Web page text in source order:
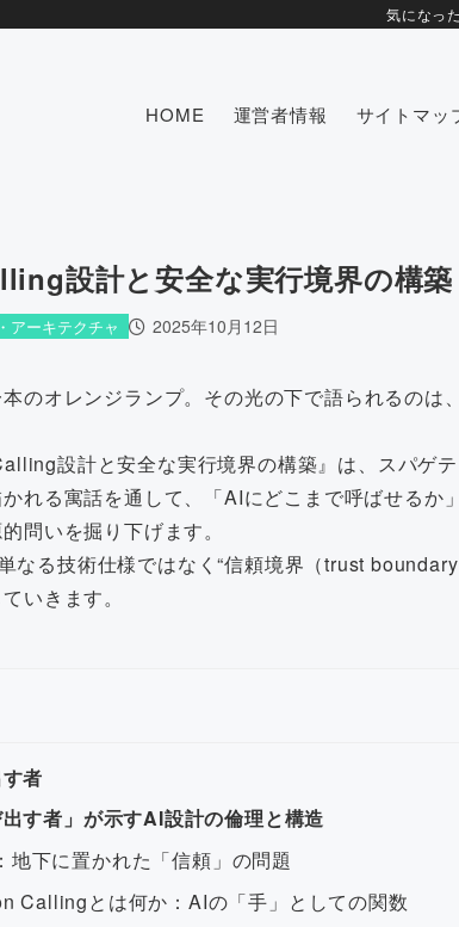
気になっ
HOME 運営者情報 サイトマッ
設計と安全な実行境界の構築
2025年10月12日
アーキテクチャ
のオレンジランプ。その光の下で語られるのは
設計と安全な実行境界の構築』は、スパゲ
れる寓話を通して、「AIにどこまで呼ばせるか
問いを掘り下げます。
なる技術仕様ではなく“信頼境界（trust
いきます。
者
出す者」が示すAI設計の倫理と構造
地下に置かれた「信頼」の問題
Callingとは何か：AIの「手」としての関数